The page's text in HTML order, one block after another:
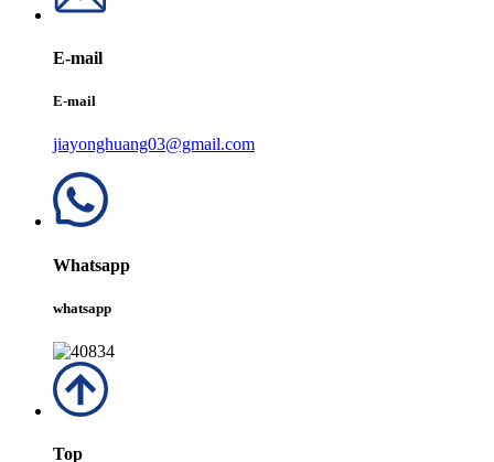
E-mail
E-mail
jiayonghuang03@gmail.com
Whatsapp
whatsapp
Top